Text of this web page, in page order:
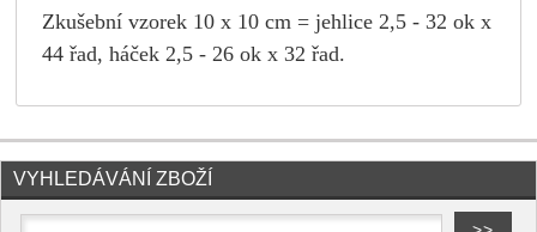
Zkušební vzorek 10 x 10 cm = jehlice 2,5 - 32 ok x
44 řad, háček 2,5 - 26 ok x 32 řad.
VYHLEDÁVÁNÍ ZBOŽÍ